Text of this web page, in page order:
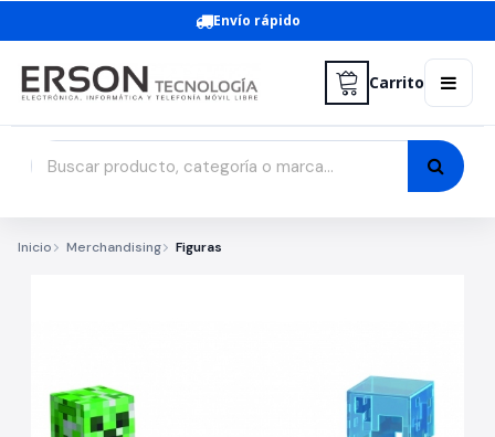
Envío rápido
Carrito
Inicio Merchandising Figuras